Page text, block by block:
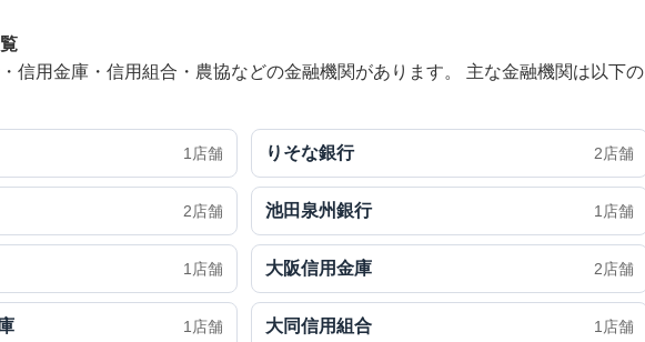
信用金庫・信用組合・農協などの金融機関があります。 主な金融機関は以下の
1店舗 りそな銀行 2店舗
2店舗 池田泉州銀行 1店舗
1店舗 大阪信用金庫 2店舗
1店舗 大同信用組合 1店舗